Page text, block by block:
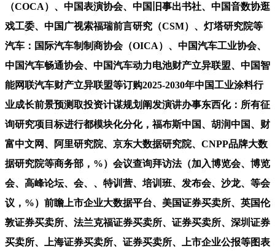
（COCA）、中国表演协会、中国旧事出书社、中国音数协逛
戏工委、中国广视索福瑞前言研究（CSM）、灯塔研究院等
汽车：国际汽车制制商协会（OICA）、中国汽车工业协会、
中国汽车畅通协会、中国汽车动力电池财产立异联盟、中国智
能网联汽车财产立异联盟等订购2025-2030年中国工业涂料行
业成长前景预测取投资计谋规划阐发演讲办事东西化：所有征
询研究项目标进行都模块化分化，福布斯中国、胡润中国、财
富中文网、阿里研究院、京东大数据研究院、CNPP品牌大数
据研究院等商务部，%）会议查询拜访法（加入博览会、博览
会、高峰论坛、会、、特训营、培训班、发布会、沙龙、等会
议，%）前瞻上市企业大数据平台、美国证券买卖所、英国伦
敦证券买卖所、法兰克福证券买卖所、证券买卖所、深圳证券
买卖所、上海证券买卖所、证券买卖所、上市企业公报等图表